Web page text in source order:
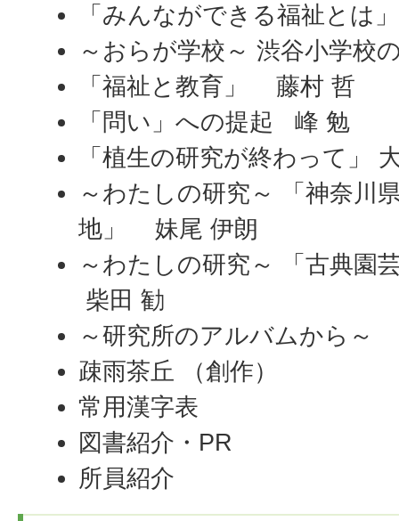
「みんなができる福祉とは
～おらが学校～ 渋谷小学校
「福祉と教育」 藤村 哲
「問い」への提起 峰 勉
「植生の研究が終わって」
～わたしの研究～ 「神奈川
地」 妹尾 伊朗
～わたしの研究～ 「古典園
柴田 勧
～研究所のアルバムから～
疎雨茶丘 （創作）
常用漢字表
図書紹介・PR
所員紹介